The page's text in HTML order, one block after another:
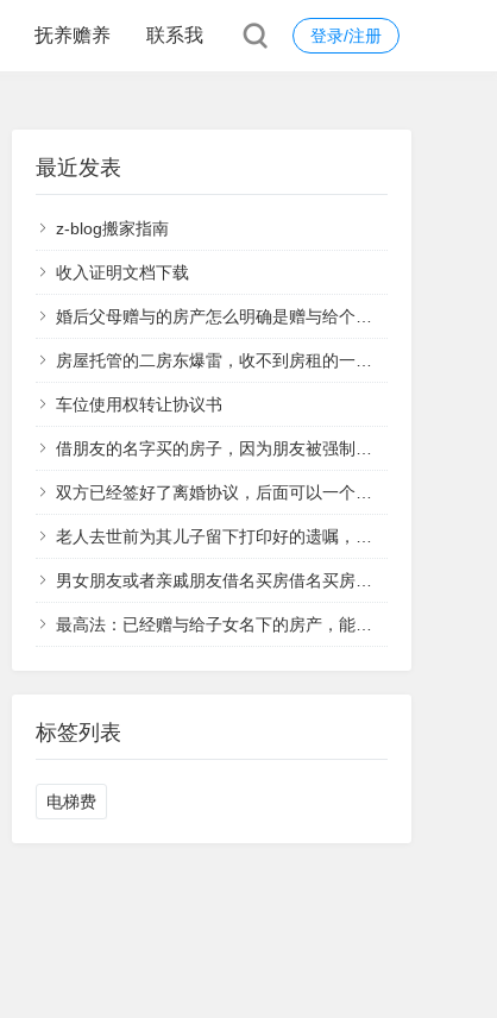
登录/注册
抚养赡养 联系我
最近发表
z-blog搬家指南
收入证明文档下载
婚后父母赠与的房产怎么明确是赠与给个人的呢
房屋托管的二房东爆雷，收不到房租的一手原房东断水、砸锁逼我退租，我该怎么办？
车位使用权转让协议书
借朋友的名字买的房子，因为朋友被强制执行，现在怎么保住我的房子？
双方已经签好了离婚协议，后面可以一个人去办理离婚手续吗？
老人去世前为其儿子留下打印好的遗嘱，法院为何判决遗嘱无效？
男女朋友或者亲戚朋友借名买房借名买房可能面临哪些风险？
最高法：已经赠与给子女名下的房产，能用于偿还父母的债务吗？
标签列表
电梯费